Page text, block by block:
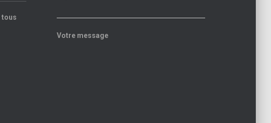
tous
Votre message